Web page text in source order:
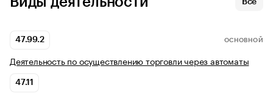
Все
47.99.2 ОСНОВНОЙ
Деятельность по осуществлению торговли через автоматы
47.11